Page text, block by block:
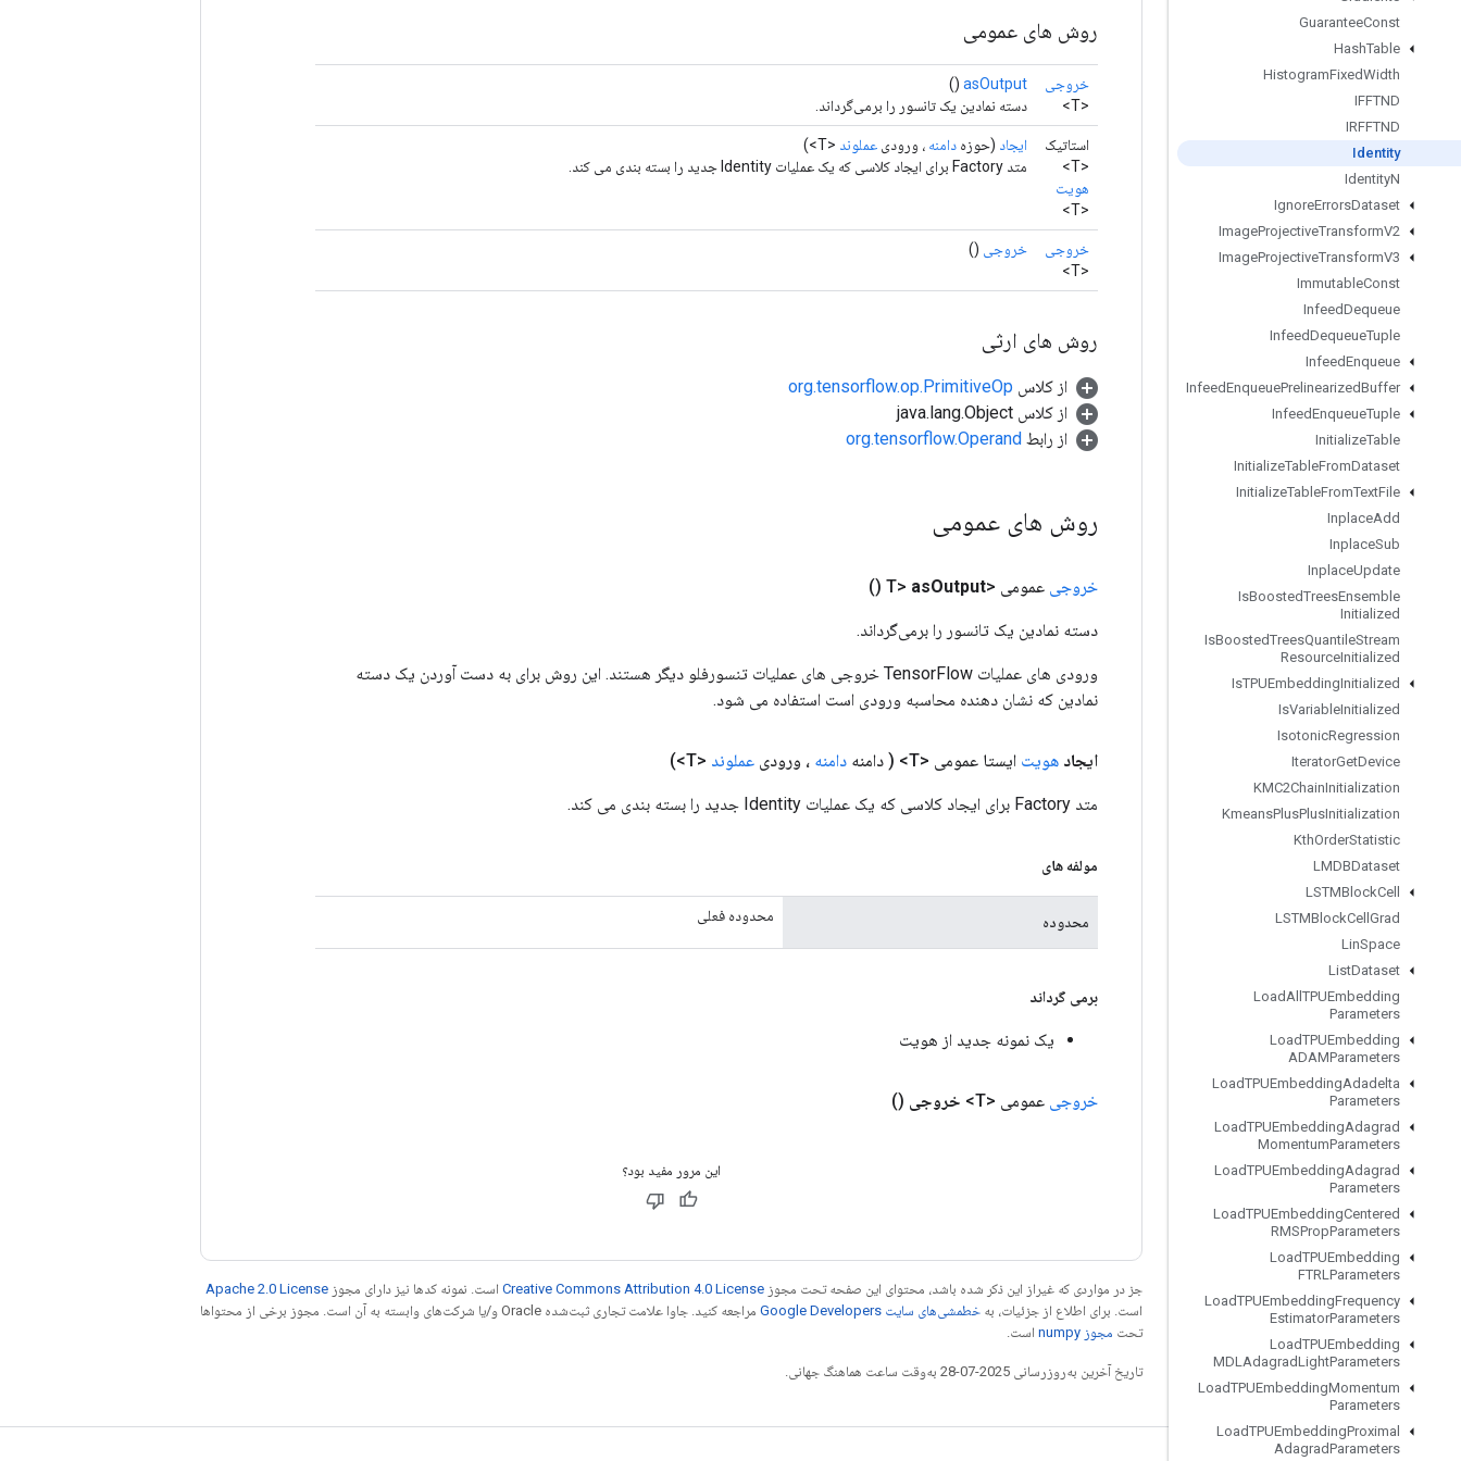
GuaranteeConst
HashTable
HistogramFixedWidth
IFFTND
IRFFTND
Identity
IdentityN
IgnoreErrorsDataset
ImageProjectiveTransformV2
ImageProjectiveTransformV3
ImmutableConst
InfeedDequeue
InfeedDequeueTuple
InfeedEnqueue
InfeedEnqueuePrelinearizedBuffer
InfeedEnqueueTuple
InitializeTable
InitializeTableFromDataset
InitializeTableFromTextFile
InplaceAdd
InplaceSub
InplaceUpdate
IsBoostedTreesEnsemble
Initialized
IsBoostedTreesQuantileStream
ResourceInitialized
IsTPUEmbeddingInitialized
IsVariableInitialized
IsotonicRegression
IteratorGetDevice
KMC2ChainInitialization
KmeansPlusPlusInitialization
KthOrderStatistic
LMDBDataset
LSTMBlockCell
LSTMBlockCell Grad
LinSpace
ListDataset
LoadAll TPUEmbedding
Parameters
LoadTPUEmbedding
ADAMParameters
LoadTPUEmbeddingAdadelta
Parameters
LoadTPUEmbeddingAdagrad
MomentumParameters
LoadTPUEmbeddingAdagrad
Parameters
LoadTPUEmbeddingCentered
RMSPropParameters
LoadTPUEmbedding
FTRLParameters
LoadTPUEmbeddingFrequency
EstimatorParameters
LoadTPUEmbedding
MDLAdagradLightParameters
LoadTPUEmbeddingMomentum
Parameters
LoadTPUEmbeddingProximal
AdagradParameters
روش های عمومی
خروجی
<T>
asOutput
()
دسته نمادین یک تانسور را برمی‌گرداند.
استاتیک
<T>
هویت
<T>
ایجاد (حوزه دامنه ، ورودی عملوند <T>)
متد Factory برای ایجاد کلاسی که یک عملیات Identity جدید را بسته بندی می کند.
خروجی
<T>
خروجی ()
روش های ارثی
از کلاس org.tensorflow.op.PrimitiveOp
از کلاس java.lang.Object
از رابط org.tensorflow.Operand
روش های عمومی
خروجی عمومی <T> asOutput
()
دسته نمادین یک تانسور را برمی‌گرداند.
ورودی های عملیات TensorFlow خروجی های عملیات تنسورفلو دیگر هستند. این روش برای به دست آوردن یک دسته
نمادین که نشان دهنده محاسبه ورودی است استفاده می شود.
ایجاد هویت ایستا عمومی <T> ( دامنه دامنه ، ورودی عملوند <T>)
متد Factory برای ایجاد کلاسی که یک عملیات Identity جدید را بسته بندی می کند.
مولفه های
محدوده محدوده فعلی
برمی گرداند
یک نمونه جدید از هویت
خروجی عمومی <T> خروجی ()
این مرور مفید بود؟
جز در مواردی که غیراز این ذکر شده باشد، محتوای این صفحه تحت مجوز Creative Commons Attribution 4.0 License است. نمونه کدها نیز دارای مجوز Apache 2.0 License
است. برای اطلاع از جزئیات، به خطمشی‌های سایت Google Developers‏
مراجعه کنید. جاوا علامت تجاری ثبت‌شده Oracle و/یا شرکت‌های وابسته به آن است. مجوز برخی از محتواها
تحت مجوز numpy‏ است.
تاریخ آخرین به‌روزرسانی 2025-07-28 به‌وقت ساعت هماهنگ جهانی.